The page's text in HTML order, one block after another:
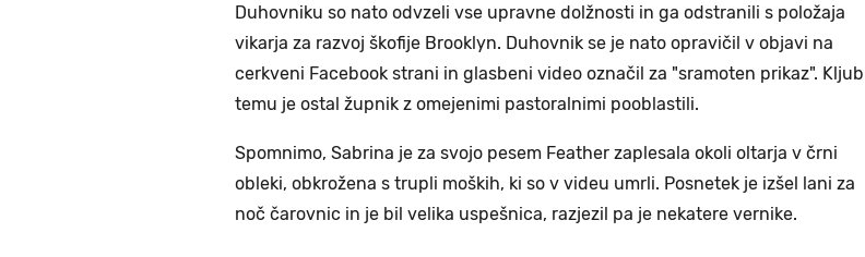
Duhovniku so nato odvzeli vse upravne dolžnosti in ga odstranili s položaja
vikarja za razvoj škofije Brooklyn. Duhovnik se je nato opravičil v objavi na
cerkveni Facebook strani in glasbeni video označil za "sramoten prikaz". Kljub
temu je ostal župnik z omejenimi pastoralnimi pooblastili.
Spomnimo, Sabrina je za svojo pesem Feather zaplesala okoli oltarja v črni
obleki, obkrožena s trupli moških, ki so v videu umrli. Posnetek je izšel lani za
noč čarovnic in je bil velika uspešnica, razjezil pa je nekatere vernike.